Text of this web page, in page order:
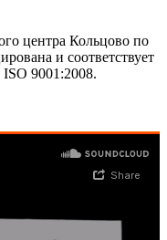
центра Кольцово по
и соответствует
9001:2008.